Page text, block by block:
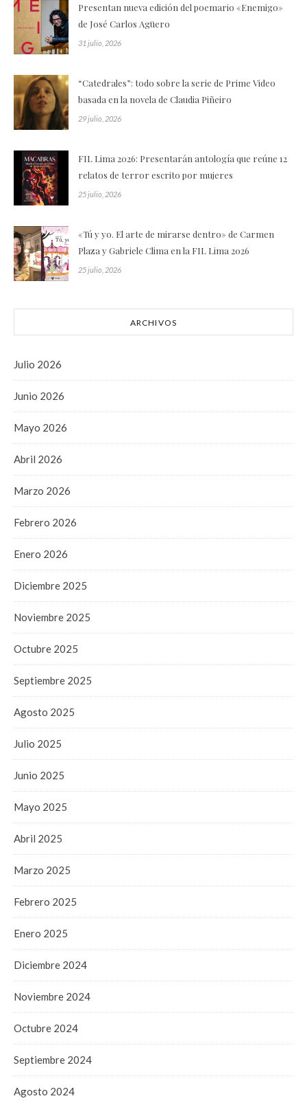
Presentan nueva edición del poemario «Enemigo»
de José Carlos Agüero
31 julio, 2026
“Catedrales”: todo sobre la serie de Prime Video
basada en la novela de Claudia Piñeiro
29 julio, 2026
FIL Lima 2026: Presentarán antología que reúne 12
relatos de terror escrito por mujeres
25 julio, 2026
«Tú y yo. El arte de mirarse dentro» de Carmen
Plaza y Gabriele Clima en la FIL Lima 2026
25 julio, 2026
ARCHIVOS
Julio 2026
Junio 2026
Mayo 2026
Abril 2026
Marzo 2026
Febrero 2026
Enero 2026
Diciembre 2025
Noviembre 2025
Octubre 2025
Septiembre 2025
Agosto 2025
Julio 2025
Junio 2025
Mayo 2025
Abril 2025
Marzo 2025
Febrero 2025
Enero 2025
Diciembre 2024
Noviembre 2024
Octubre 2024
Septiembre 2024
Agosto 2024